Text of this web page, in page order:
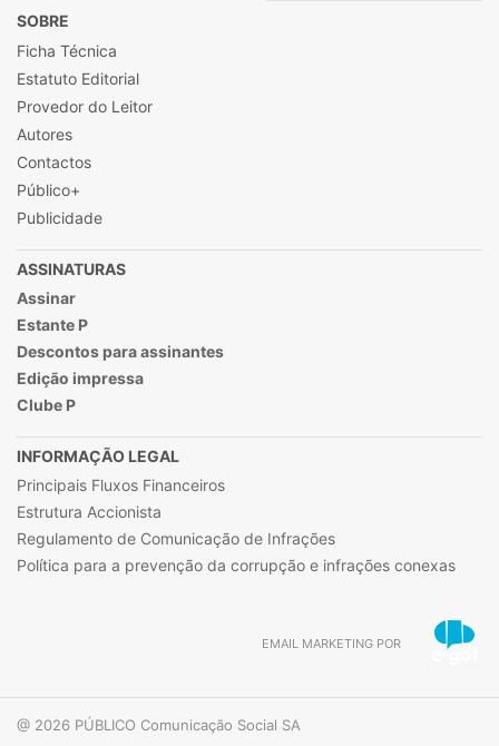
SOBRE
Ficha Técnica
Estatuto Editorial
Provedor do Leitor
Autores
Contactos
Público+
Publicidade
ASSINATURAS
Assinar
Estante P
Descontos para assinantes
Edição impressa
Clube P
INFORMAÇÃO LEGAL
Principais Fluxos Financeiros
Estrutura Accionista
Regulamento de Comunicação de Infrações
Política para a prevenção da corrupção e infrações conexas
EMAIL MARKETING POR
@ 2026 PÚBLICO Comunicação Social SA